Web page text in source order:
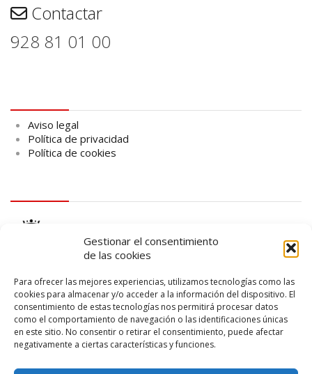
Gestionar el consentimiento
de las cookies
Para ofrecer las mejores experiencias, utilizamos tecnologías como las
cookies para almacenar y/o acceder a la información del dispositivo. El
consentimiento de estas tecnologías nos permitirá procesar datos
como el comportamiento de navegación o las identificaciones únicas
en este sitio. No consentir o retirar el consentimiento, puede afectar
negativamente a ciertas características y funciones.
Contactar
928 81 01 00
Aviso legal
Política de privacidad
Política de cookies
logo SID